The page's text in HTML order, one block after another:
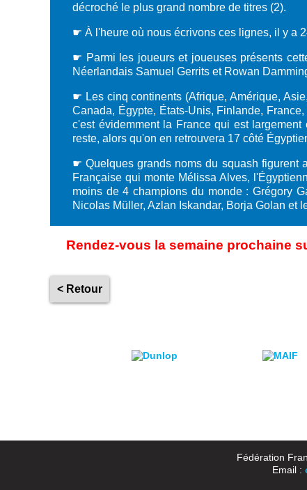
décroché le plus grand nombre de titres (2).
☛ À l'heure où nous écrivons ces lignes, il y a
☛ Parmi les joueurs et joueuses présents
Néerlandais Samuel Gerrits et Rowan
☛ Les cinq continents (Afrique, Amérique,
Canada, Égypte, États-Unis, Finlande,
c'est évidemment la France qui est
reste, alors qu'on en retrouvera 17 côté
☛ Quelques grands noms du squash figurent
Française qui monte Mélissa Alves,
moins de 4 champions du monde : Grégory
Nicolas Müller, Azlan Iskandar, Borja Golan et
Rendez-vous la semaine prochaine
< Retour
Fédération
Email :